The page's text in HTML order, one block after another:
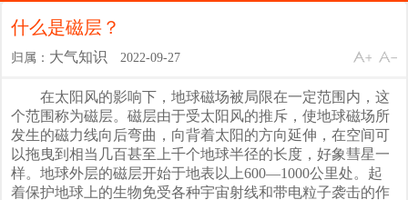
什么是磁层？
归属： 大气知识 2022-09-27
在太阳风的影响下，地球磁场被局限在一定范围内，这
个范围称为磁层。磁层由于受太阳风的推斥，使地球磁场所
发生的磁力线向后弯曲，向背着太阳的方向延伸，在空间可
以拖曳到相当几百甚至上千个地球半径的长度，好象彗星一
样。地球外层的磁层开始于地表以上600—1000公里处。起
着保护地球上的生物免受各种宇宙射线和带电粒子袭击的作